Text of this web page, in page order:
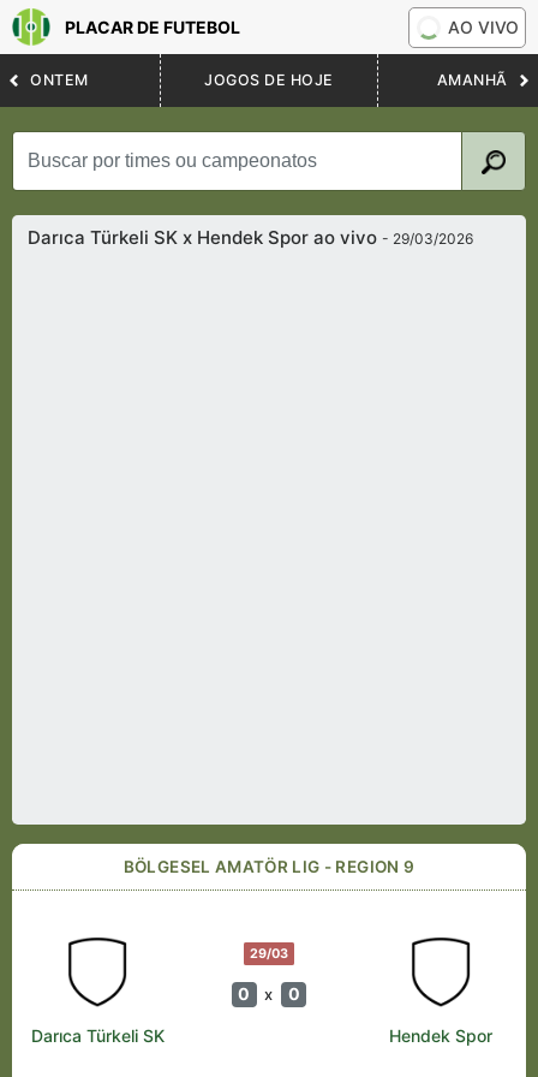
PLACAR DE FUTEBOL AO VIVO
ONTEM JOGOS DE HOJE AMANHÃ
Darıca Türkeli SK x Hendek Spor ao vivo- 29/03/2026
BÖLGESEL AMATÖR LIG - REGION 9
29/03
0 x 0
Darıca Türkeli SK Hendek Spor